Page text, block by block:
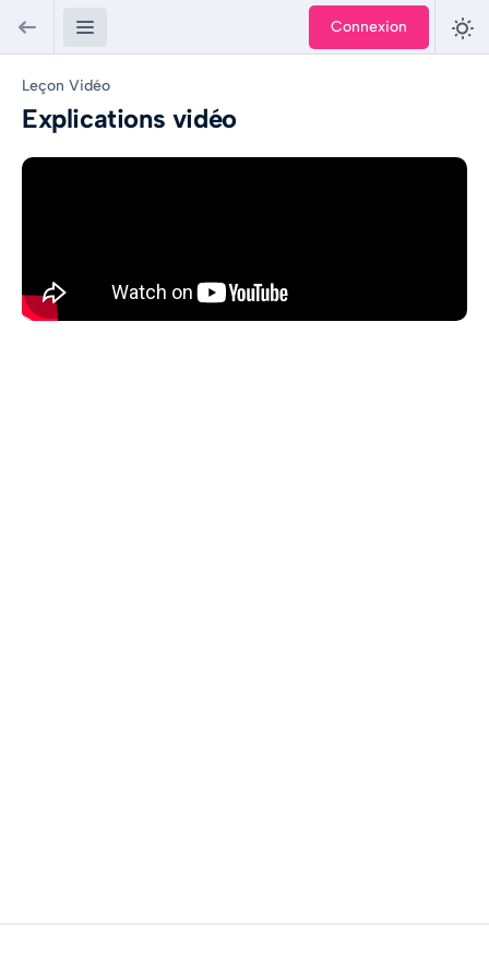
Connexion
Leçon Vidéo
Explications vidéo